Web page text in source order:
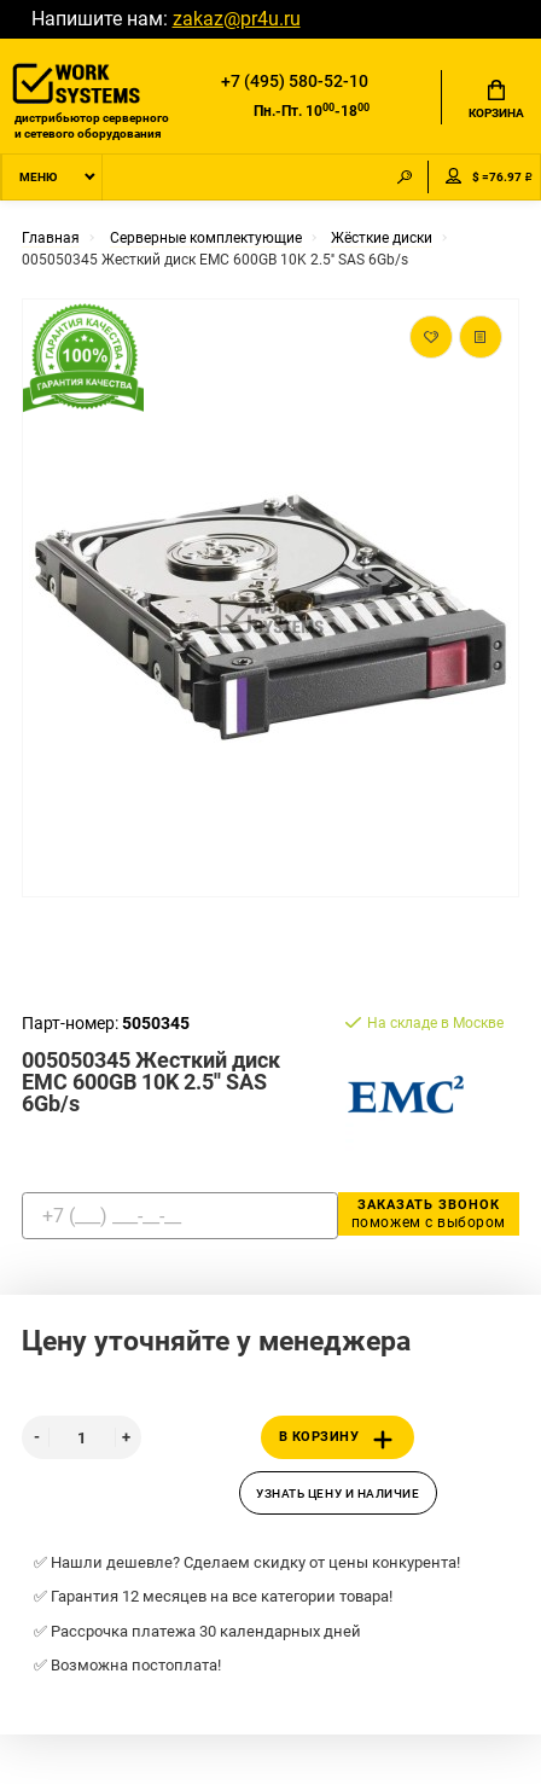
Напишите нам: zakaz@pr4u.ru
дистрибьютор серверного
и сетевого оборудования
+7 (495) 580-52-10
Пн.-Пт. 1000-1800 КОРЗИНА
МЕНЮ $ =76.97 ₽
Главная Серверные комплектующие
Жёсткие диски
005050345 Жесткий диск EMC 600GB 10K 2.5'' SAS 6Gb/s
Парт-номер:5050345
005050345 Жесткий диск
EMC 600GB 10K 2.5'' SAS
6Gb/s
На складе в Москве
ЗАКАЗАТЬ ЗВОНОК
поможем с выбором
Цену уточняйте у менеджера
В КОРЗИНУ
УЗНАТЬ ЦЕНУ И НАЛИЧИЕ
✅ Нашли дешевле? Сделаем скидку от цены конкурента!
✅ Гарантия 12 месяцев на все категории товара!
✅ Рассрочка платежа 30 календарных дней
✅ Возможна постоплата!